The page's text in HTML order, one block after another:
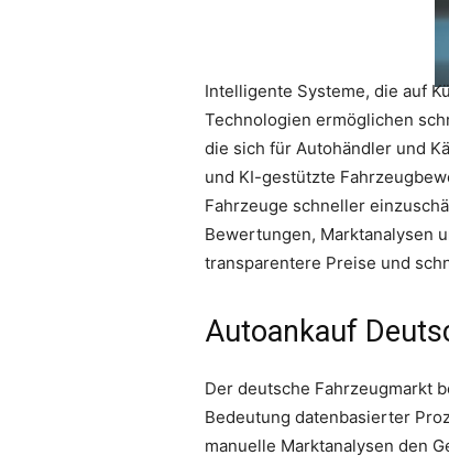
Intelligente Systeme, die auf
Technologien ermöglichen
die sich für Autohändler und
und KI-gestützte
Fahrzeuge schneller
Bewertungen, Marktanalysen
transparentere Preise und
Autoankauf
Der deutsche Fahrzeugmarkt
Bedeutung datenbasierter
manuelle Marktanalysen den